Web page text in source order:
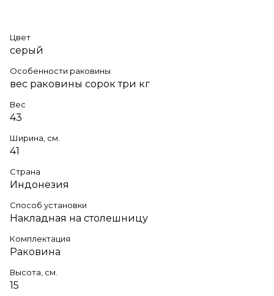
Цвет
серый
Особенности раковины
вес раковины сорок три кг
Вес
43
Ширина, см.
41
Страна
Индонезия
Способ установки
Накладная на столешницу
Комплектация
Раковина
Высота, см.
15